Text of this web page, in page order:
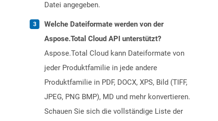
Datei angegeben.
Welche Dateiformate werden von der
Aspose.Total Cloud API unterstützt?
Aspose.Total Cloud kann Dateiformate von
jeder Produktfamilie in jede andere
Produktfamilie in PDF, DOCX, XPS, Bild (TIFF,
JPEG, PNG BMP), MD und mehr konvertieren.
Schauen Sie sich die vollständige Liste der